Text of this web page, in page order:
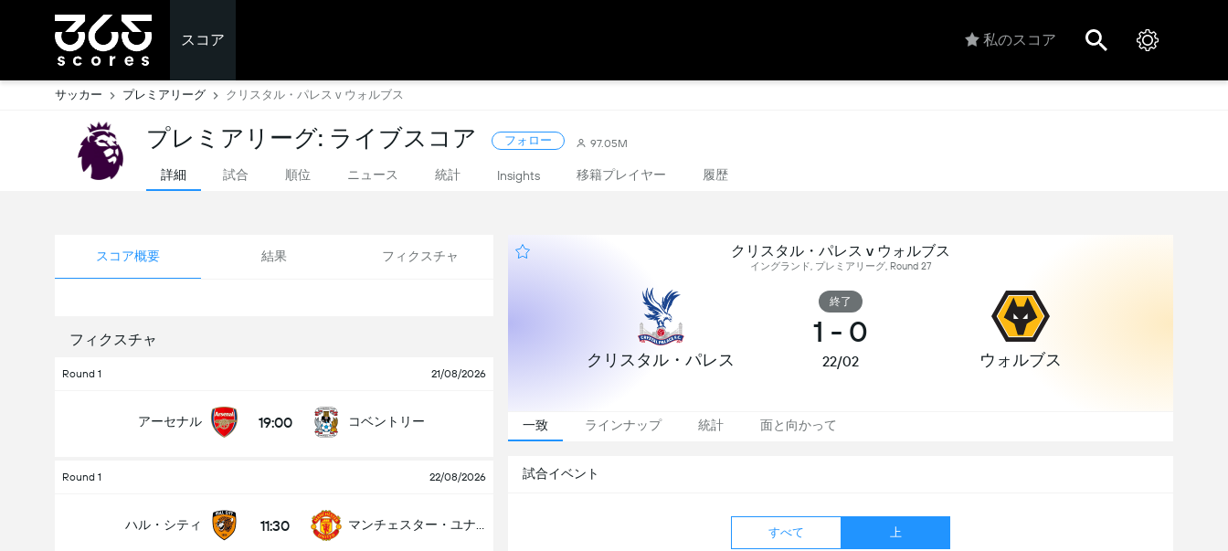
スコア 私のスコア
サッカー プレミアリーグ クリスタル・パレス v ウォルブス
プレミアリーグ: ライブスコア フォロー 97.05M
詳細 試合 順位 ニュース 統計 Insights 移籍プレイヤー 履歴
スコア概要 結果 フィクスチャ
フィクスチャ
Round 1 21/08/2026
アーセナル 19:00 コベントリー
Round 1 22/08/2026
ハル・シティ 11:30
クリスタル・パレス v ウォルブス
イングランド, プレミアリーグ, Round 27
クリスタル・パレス
終了
1 - 0
22/02 ウォルブス
一致 ラインナップ 統計 面と向かって
試合イベント
すべて 上